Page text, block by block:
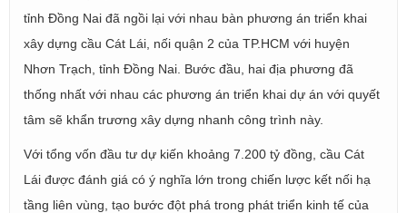
tỉnh Đồng Nai đã ngồi lại với nhau bàn phương án triển khai
xây dựng cầu Cát Lái, nối quận 2 của TP.HCM với huyện
Nhơn Trạch, tỉnh Đồng Nai. Bước đầu, hai địa phương đã
thống nhất với nhau các phương án triển khai dự án với quyết
tâm sẽ khẩn trương xây dựng nhanh công trình này.
Với tổng vốn đầu tư dự kiến khoảng 7.200 tỷ đồng, cầu Cát
Lái được đánh giá có ý nghĩa lớn trong chiến lược kết nối hạ
tầng liên vùng, tạo bước đột phá trong phát triển kinh tế của